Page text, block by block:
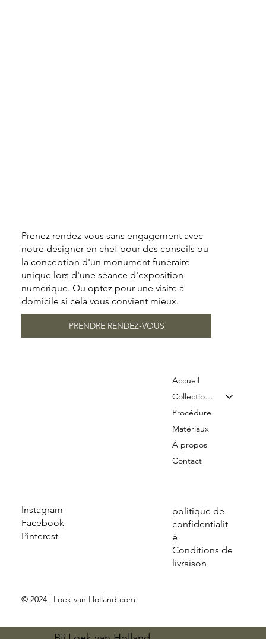
Instagram
Facebook
Pinterest
politique de
confidentialit
é
Conditions de
livraison
Accueil
Collection & Tarifs
Procédure
Matériaux
À propos
Contact
© 2024 | Loek van Holland.com
Prenez rendez-vous sans engagement avec
notre designer en chef pour des conseils ou
la conception d'un monument funéraire
unique lors d'une séance d'exposition
numérique. Ou optez pour une visite à
domicile si cela vous convient mieux.
PRENDRE RENDEZ-VOUS